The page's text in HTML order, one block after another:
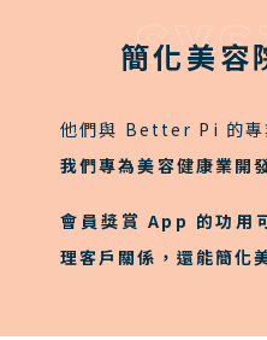
簡化美容
他們與 Better Pi 的專
我們專為美容健康業開
會員獎賞 App 的功用
理客戶關係，還能簡化